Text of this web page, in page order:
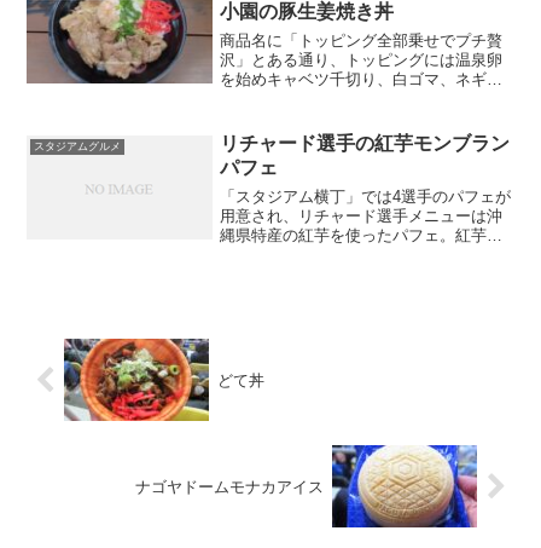
小園の豚生姜焼き丼
商品名に「トッピング全部乗せでプチ贅
沢」とある通り、トッピングには温泉卵
を始めキャベツ千切り、白ゴマ、ネギ、
シンプルで食べやすくなってます。店
名：Koi Court9...
スタジアムグルメ
リチャード選手の紅芋モンブラン
パフェ
「スタジアム横丁」では4選手のパフェが
用意され、リチャード選手メニューは沖
縄県特産の紅芋を使ったパフェ。紅芋自
どて丼
ナゴヤドームモナカアイス